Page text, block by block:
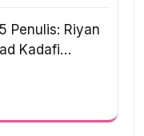
Penulis: Riyan
Kadafi…